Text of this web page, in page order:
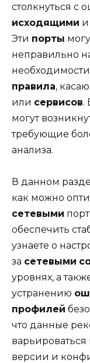
столкнуться с
исходящими и
Эти порты
неправильно
правила,
или сервисов.
могут
требующие
анализа.
В данном
как можно
сетевыми
обеспечить
узнаете о
за сетевыми
уровнях, а
устранению
профилей
что данные
версии и